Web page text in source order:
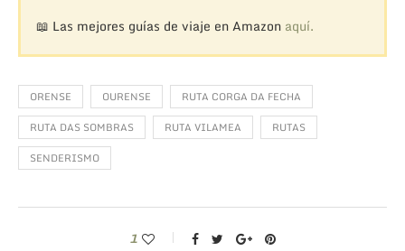
📖 Las mejores guías de viaje en Amazon aquí.
ORENSE OURENSE
RUTA CORGA DA FECHA
RUTA DAS SOMBRAS
RUTA VILAMEA
RUTAS
SENDERISMO
1